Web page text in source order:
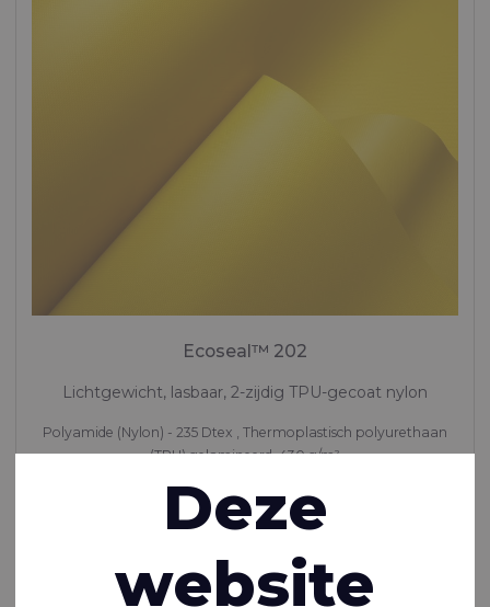
Ecoseal™ 202
Lichtgewicht, lasbaar, 2-zijdig TPU-gecoat nylon
Polyamide (Nylon) - 235 Dtex , Thermoplastisch polyurethaan
(TPU) gelamineerd, 430 g/m²
Op voorraad
Deze
website